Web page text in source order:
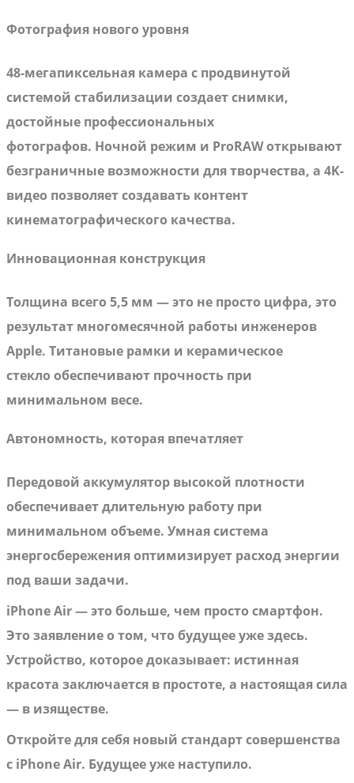
Фотография нового уровня
48-мегапиксельная камера с продвинутой
системой стабилизации создает снимки,
достойные профессиональных
фотографов. Ночной режим и ProRAW открывают
безграничные возможности для творчества, а 4K-
видео позволяет создавать контент
кинематографического качества.
Инновационная конструкция
Толщина всего 5,5 мм — это не просто цифра, это
результат многомесячной работы инженеров
Apple. Титановые рамки и керамическое
стекло обеспечивают прочность при
минимальном весе.
Автономность, которая впечатляет
Передовой аккумулятор высокой плотности
обеспечивает длительную работу при
минимальном объеме. Умная система
энергосбережения оптимизирует расход энергии
под ваши задачи.
iPhone Air — это больше, чем просто смартфон.
Это заявление о том, что будущее уже здесь.
Устройство, которое доказывает: истинная
красота заключается в простоте, а настоящая сила
— в изяществе.
Откройте для себя новый стандарт совершенства
с iPhone Air. Будущее уже наступило.